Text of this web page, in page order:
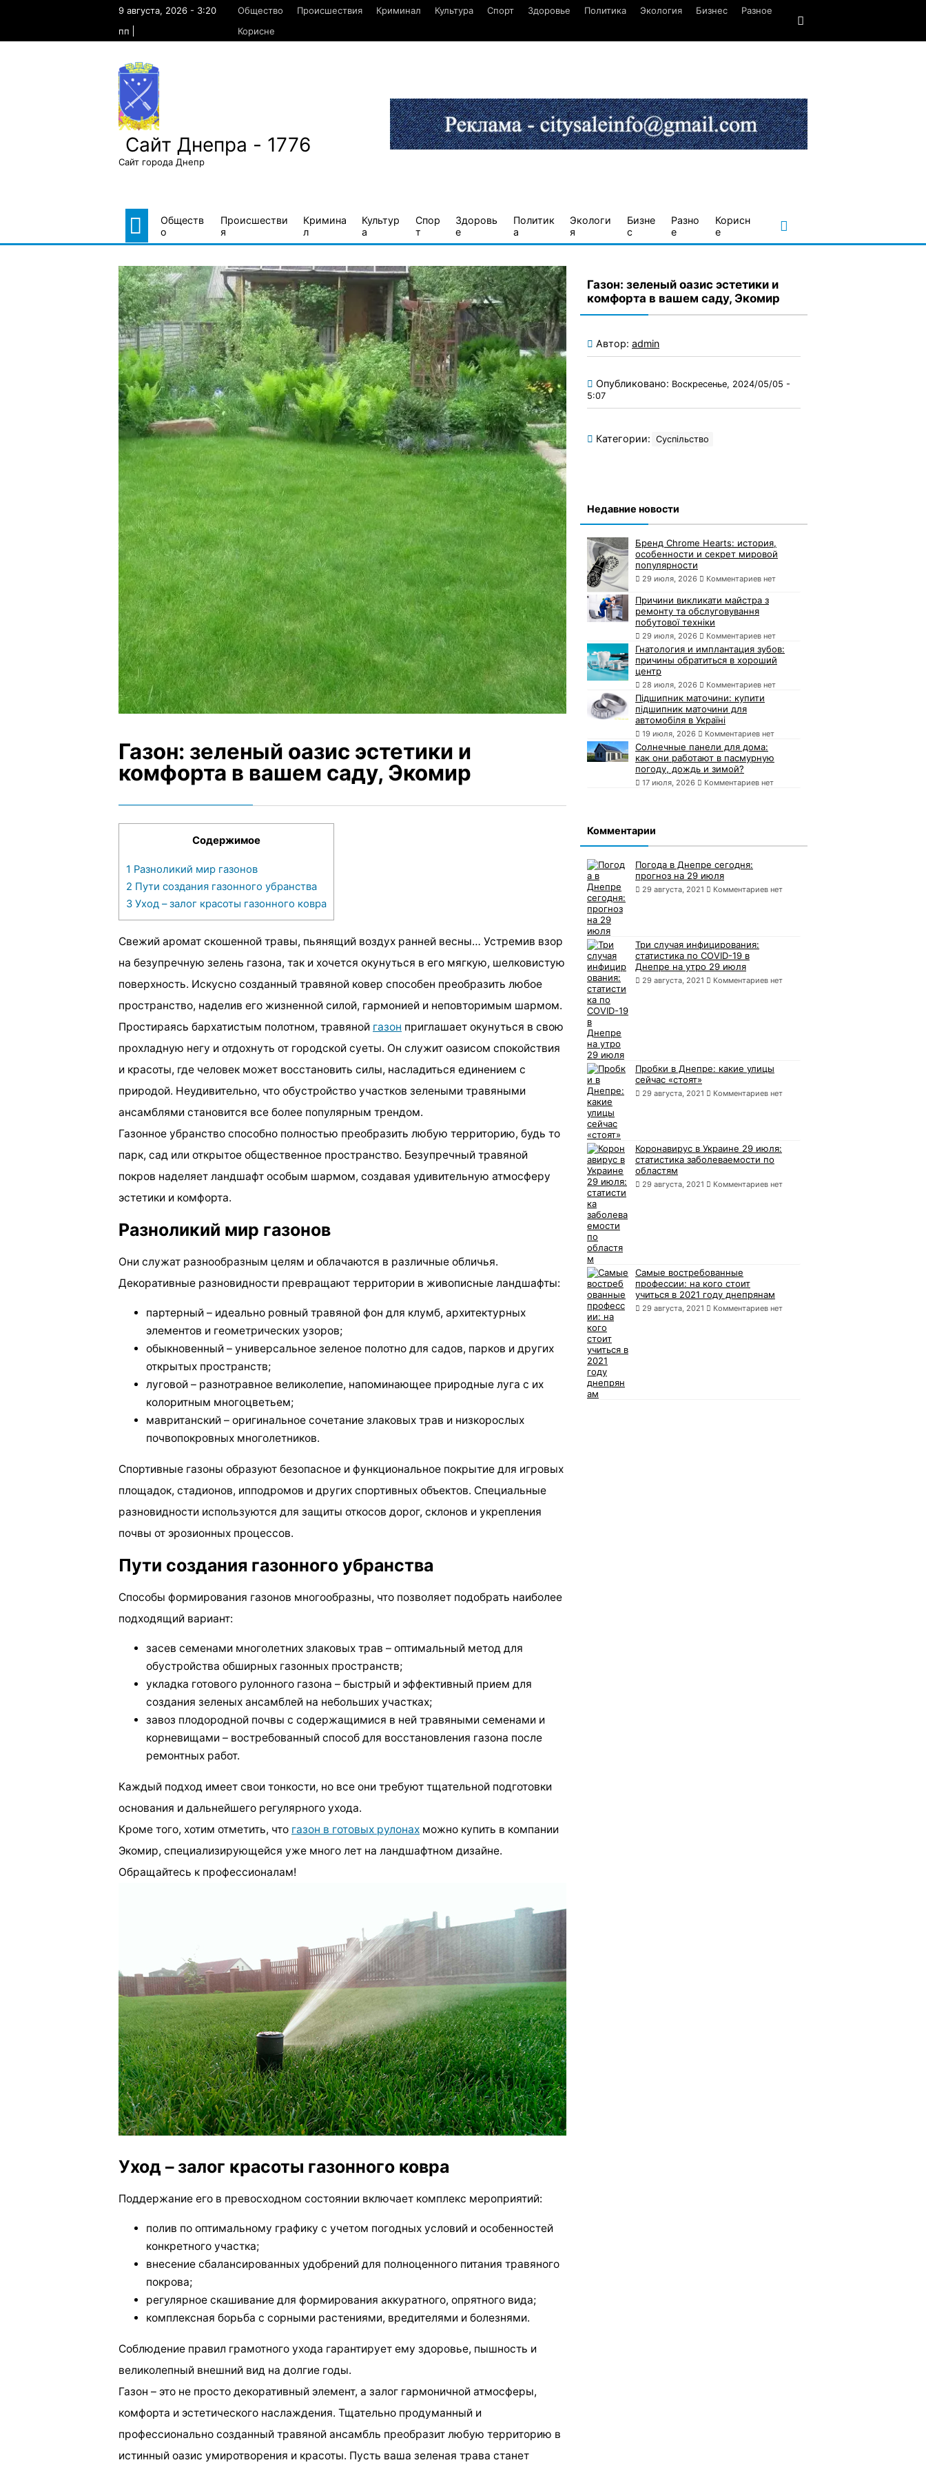
9 августа, 2026 - 3:20
пп
Общество Происшествия Криминал Культура Спорт Здоровье Политика Экология Бизнес
Разное
Корисне
Сайт Днепра - 1776
Сайт города Днепр
Обществ
о
Происшестви
я
Кримина
л
Культур
а
Спор
т
Здоровь
е
Политик
а
Экологи
я
Бизне
с
Разно
е
Корисн
е
Газон: зеленый оазис эстетики и
комфорта в вашем саду, Экомир
Содержимое
1 Разноликий мир газонов
2 Пути создания газонного убранства
3 Уход – залог красоты газонного ковра
Свежий аромат скошенной травы, пьянящий воздух ранней весны… Устремив взор
на безупречную зелень газона, так и хочется окунуться в его мягкую, шелковистую
поверхность. Искусно созданный травяной ковер способен преобразить любое
пространство, наделив его жизненной силой, гармонией и неповторимым шармом.
Простираясь бархатистым полотном, травяной газон приглашает окунуться в свою
прохладную негу и отдохнуть от городской суеты. Он служит оазисом спокойствия
и красоты, где человек может восстановить силы, насладиться единением с
природой. Неудивительно, что обустройство участков зелеными травяными
ансамблями становится все более популярным трендом.
Газонное убранство способно полностью преобразить любую территорию, будь то
парк, сад или открытое общественное пространство. Безупречный травяной
покров наделяет ландшафт особым шармом, создавая удивительную атмосферу
эстетики и комфорта.
Разноликий мир газонов
Они служат разнообразным целям и облачаются в различные обличья.
Декоративные разновидности превращают территории в живописные ландшафты:
партерный – идеально ровный травяной фон для клумб, архитектурных
элементов и геометрических узоров;
обыкновенный – универсальное зеленое полотно для садов, парков и других
открытых пространств;
луговой – разнотравное великолепие, напоминающее природные луга с их
колоритным многоцветьем;
мавританский – оригинальное сочетание злаковых трав и низкорослых
почвопокровных многолетников.
Спортивные газоны образуют безопасное и функциональное покрытие для игровых
площадок, стадионов, ипподромов и других спортивных объектов. Специальные
разновидности используются для защиты откосов дорог, склонов и укрепления
почвы от эрозионных процессов.
Пути создания газонного убранства
Способы формирования газонов многообразны, что позволяет подобрать наиболее
подходящий вариант:
засев семенами многолетних злаковых трав – оптимальный метод для
обустройства обширных газонных пространств;
укладка готового рулонного газона – быстрый и эффективный прием для
создания зеленых ансамблей на небольших участках;
завоз плодородной почвы с содержащимися в ней травяными семенами и
корневищами – востребованный способ для восстановления газона после
ремонтных работ.
Каждый подход имеет свои тонкости, но все они требуют тщательной подготовки
основания и дальнейшего регулярного ухода.
Кроме того, хотим отметить, что газон в готовых рулонах можно купить в компании
Экомир, специализирующейся уже много лет на ландшафтном дизайне.
Обращайтесь к профессионалам!
Уход – залог красоты газонного ковра
Поддержание его в превосходном состоянии включает комплекс мероприятий:
полив по оптимальному графику с учетом погодных условий и особенностей
конкретного участка;
внесение сбалансированных удобрений для полноценного питания травяного
покрова;
регулярное скашивание для формирования аккуратного, опрятного вида;
комплексная борьба с сорными растениями, вредителями и болезнями.
Соблюдение правил грамотного ухода гарантирует ему здоровье, пышность и
великолепный внешний вид на долгие годы.
Газон – это не просто декоративный элемент, а залог гармоничной атмосферы,
комфорта и эстетического наслаждения. Тщательно продуманный и
профессионально созданный травяной ансамбль преобразит любую территорию в
истинный оазис умиротворения и красоты. Пусть ваша зеленая трава станет
Газон: зеленый оазис эстетики и
комфорта в вашем саду, Экомир
Автор: admin
Опубликовано: Воскресенье, 2024/05/05 -
5:07
Категории: Суспільство
Недавние новости
Бренд Chrome Hearts: история,
особенности и секрет мировой
популярности
29 июля, 2026 Комментариев нет
Причини викликати майстра з
ремонту та обслуговування
побутової техніки
29 июля, 2026 Комментариев нет
Гнатология и имплантация зубов:
причины обратиться в хороший
центр
28 июля, 2026 Комментариев нет
Підшипник маточини: купити
підшипник маточини для
автомобіля в Україні
19 июля, 2026 Комментариев нет
Солнечные панели для дома:
как они работают в пасмурную
погоду, дождь и зимой?
17 июля, 2026 Комментариев нет
Комментарии
Погода в Днепре сегодня:
прогноз на 29 июля
29 августа, 2021 Комментариев нет
Три случая инфицирования:
статистика по COVID-19 в
Днепре на утро 29 июля
29 августа, 2021 Комментариев нет
Пробки в Днепре: какие улицы
сейчас «стоят»
29 августа, 2021 Комментариев нет
Коронавирус в Украине 29 июля:
статистика заболеваемости по
областям
29 августа, 2021 Комментариев нет
Самые востребованные
профессии: на кого стоит
учиться в 2021 году днепрянам
29 августа, 2021 Комментариев нет